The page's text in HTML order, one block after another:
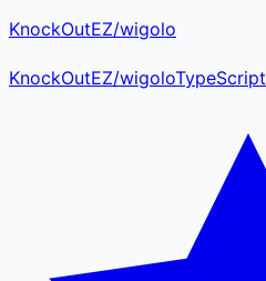
KnockOutEZ/wigolo
KnockOutEZ/wigoloTypeScript